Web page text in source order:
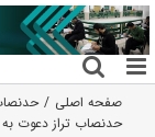
رفتن
به
محتوا
صفحه اصلی
حدنصاب تراز دعوت